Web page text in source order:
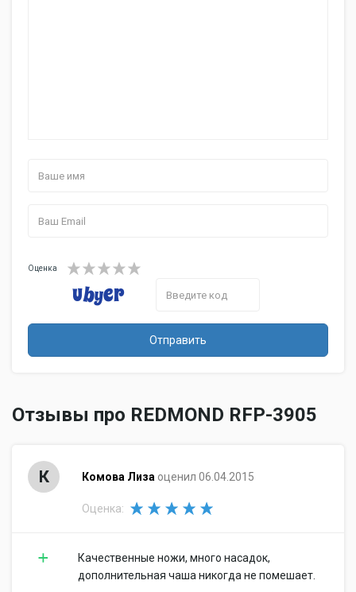
Оценка
Отправить
Отзывы про REDMOND RFP-3905
К Комова Лиза оценил 06.04.2015
Оценка:
Качественные ножи, много насадок,
дополнительная чаша никогда не помешает.